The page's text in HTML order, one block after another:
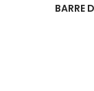
BARRE